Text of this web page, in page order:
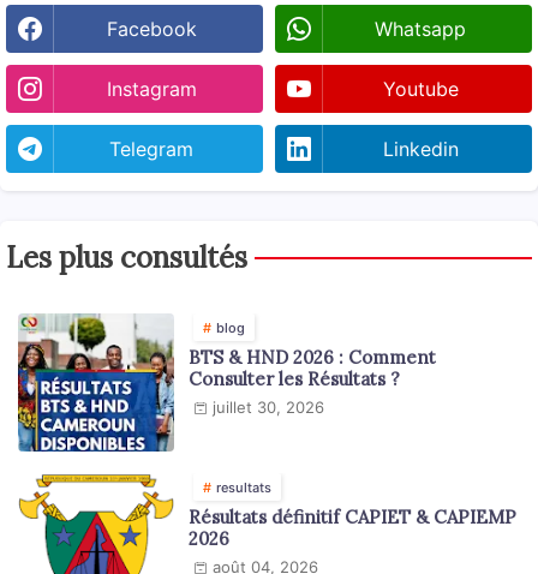
Facebook Whatsapp
Instagram Youtube
Telegram Linkedin
Les plus consultés
blog
BTS & HND 2026 : Comment
Consulter les Résultats ?
juillet 30, 2026
resultats
Résultats définitif CAPIET & CAPIEMP
2026
août 04, 2026